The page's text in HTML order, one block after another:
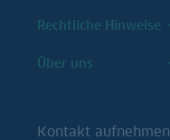
Rechtliche Hinweise
Über uns
Kontakt aufnehmen